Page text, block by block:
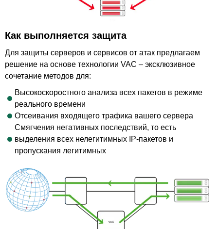
Как выполняется защита
Для защиты серверов и сервисов от атак предлагаем
решение на основе технологии VAC – эксклюзивное
сочетание методов для:
Высокоскоростного анализа всех пакетов в режиме
реального времени
Отсеивания входящего трафика вашего сервера
Смягчения негативных последствий, то есть
выделения всех нелегитимных IP-пакетов и
пропускания легитимных